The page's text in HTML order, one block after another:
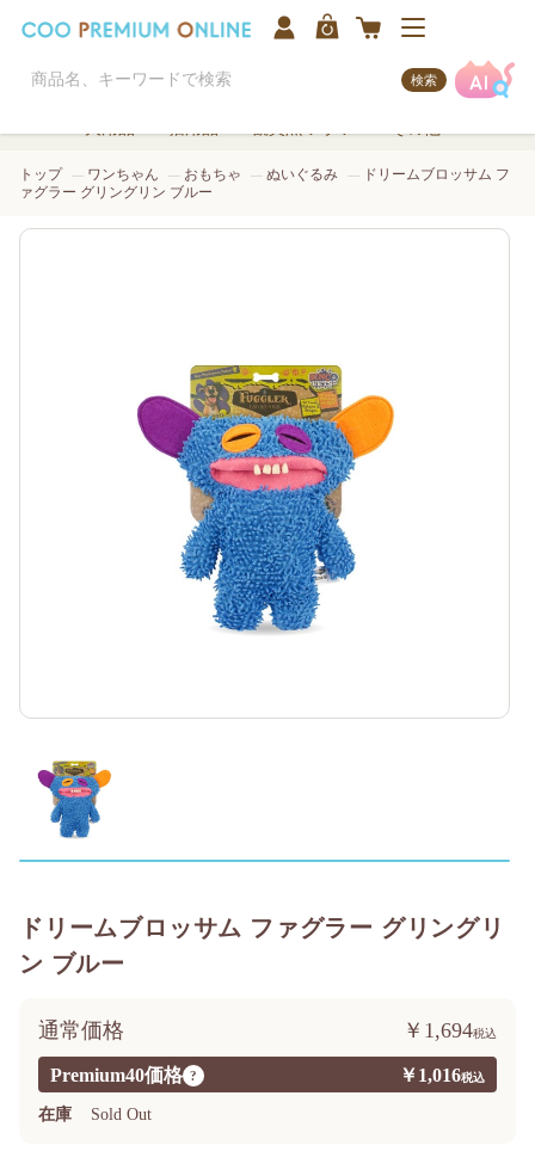
検索
トップ ワンちゃん おもちゃ ぬいぐるみ
ドリームブロッサム フ
ァグラー グリングリン ブルー
ドリームブロッサム ファグラー グリングリ
ン ブルー
Premium40価格 ? ￥1,016
通常価格 ￥1,694
在庫 Sold Out